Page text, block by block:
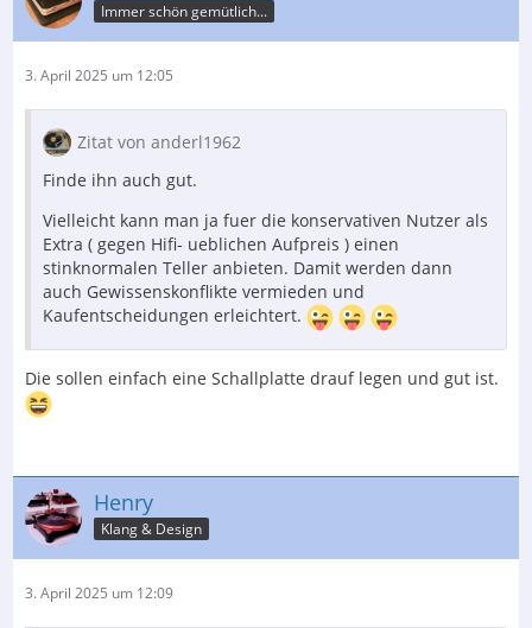
Immer schön gemütlich...
3. April 2025 um 12:05
Zitat von anderl1962
Finde ihn auch gut.
Vielleicht kann man ja fuer die konservativen Nutzer als
Extra ( gegen Hifi- ueblichen Aufpreis ) einen
stinknormalen Teller anbieten. Damit werden dann
auch Gewissenskonflikte vermieden und
Kaufentscheidungen erleichtert.
Die sollen einfach eine Schallplatte drauf legen und gut ist.
Henry
Klang & Design
3. April 2025 um 12:09